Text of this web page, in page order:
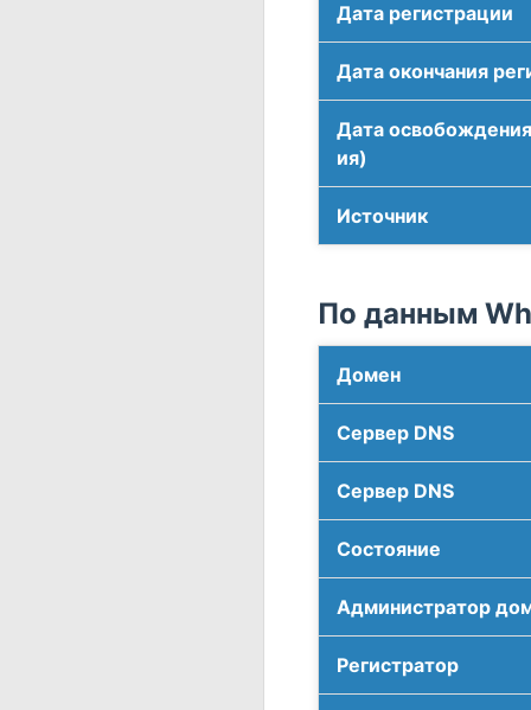
Дата регистрации
Дата окончания
Дата
ия)
Источник
По данным
Домен
Сервер DNS
Сервер DNS
Соcтояние
Администратор
Регистратор